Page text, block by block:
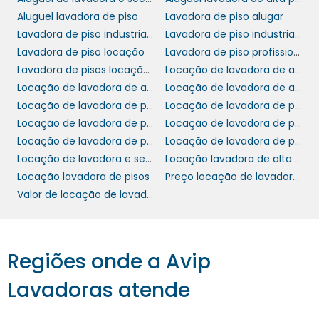
costumam fornecer treinamentos de uso,
elevando a segurança e a confiança na
operação do equipamento.
COMO SOLICITAR UM
ORÇAMENTO
Solicitar um orçamento para locação de
lavadoras de alta pressão é um processo
simples e rápido. Você pode entrar em
contato diretamente com a empresa
fornecedora, através do site ou telefone, e
realizar, a frequência das limpezas e o tempo
estimado de uso. Com essas informações, a
empresa poderá elaborar uma proposta que
Aluguel lavadora de piso
Lavadora de piso alugar
Lavadora de piso industrial aluguel preço
Lavadora de piso industrial locação
Lavadora de piso locação
Lavadora de piso profissional aluguel preço
Lavadora de pisos locação em sp
Locação de lavadora de alta pressão
Locação de lavadora de alta pressão preço
Locação de lavadora de alta pressão sp
Locação de lavadora de piso alfa tennant
Locação de lavadora de piso campinas
Locação de lavadora de piso industrial
Locação de lavadora de piso valor
Locação de lavadora de pisos
Locação de lavadora de pisos preço
Locação de lavadora e secadora de piso
Locação lavadora de alta pressão
Locação lavadora de pisos
Preço locação de lavadora de pisos
Valor de locação de lavadora de pisos
Regiões onde a Avip
Lavadoras atende